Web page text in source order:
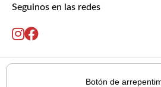
Seguinos en las redes
Botón de